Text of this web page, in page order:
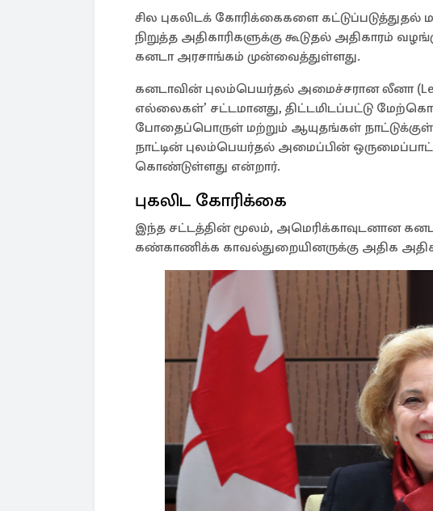
சில புகலிடக் கோரிக்கைகளை கட்டுப்படுத்துதல்
நிறுத்த அதிகாரிகளுக்கு கூடுதல் அதிகாரம்
கனடா அரசாங்கம் முன்வைத்துள்ளது.
கனடாவின் புலம்பெயர்தல் அமைச்சரான லீனா
எல்லைகள்’ சட்டமானது, திட்டமிடப்பட்டு
போதைப்பொருள் மற்றும் ஆயுதங்கள் நாட்டுக்குள்
நாட்டின் புலம்பெயர்தல் அமைப்பின்
கொண்டுள்ளது என்றார்.
புகலிட கோரிக்கை
இந்த சட்டத்தின் மூலம், அமெரிக்காவுடனான
கண்காணிக்க காவல்துறையினருக்கு அதிக